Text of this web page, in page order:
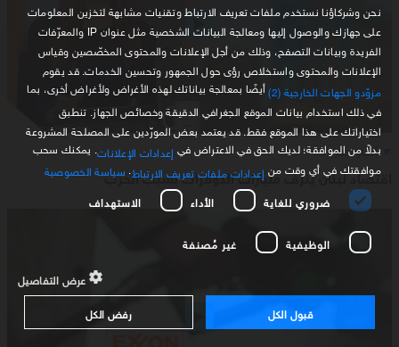
أخبار لبنان
اقتصاد لبنان ينزف مليارات الدولارات بسبب الحرب
نحن وشركاؤنا نستخدم ملفات تعريف الارتباط وتقنيات مشابهة لتخزين المعلومات
على جهازك والوصول إليها ومعالجة البيانات الشخصية مثل عنوان IP والمعرّفات
الفريدة وبيانات التصفح، وذلك من أجل الإعلانات والمحتوى المخصّصين وقياس
الإعلانات والمحتوى واستخلاص رؤى حول الجمهور وتحسين الخدمات. قد يقوم
مزوّدو الجهات الخارجية (2)
أيضًا بمعالجة بياناتك لهذه الأغراض ولأغراض أخرى، بما
في ذلك استخدام بيانات الموقع الجغرافي الدقيقة وخصائص الجهاز. تنطبق
اختياراتك على هذا الموقع فقط. قد يعتمد بعض المورّدين على المصلحة المشروعة
بدلاً من الموافقة؛ لديك الحق في الاعتراض في إعدادات الإعلانات . يمكنك سحب
موافقتك في أي وقت من إعدادات ملفات تعريف الارتباط سياسة الخصوصية
ضروري للغاية
الأداء الاستهداف
الوظيفية غير مُصنفة
عرض التفاصيل
قبول الكل
رفض الكل